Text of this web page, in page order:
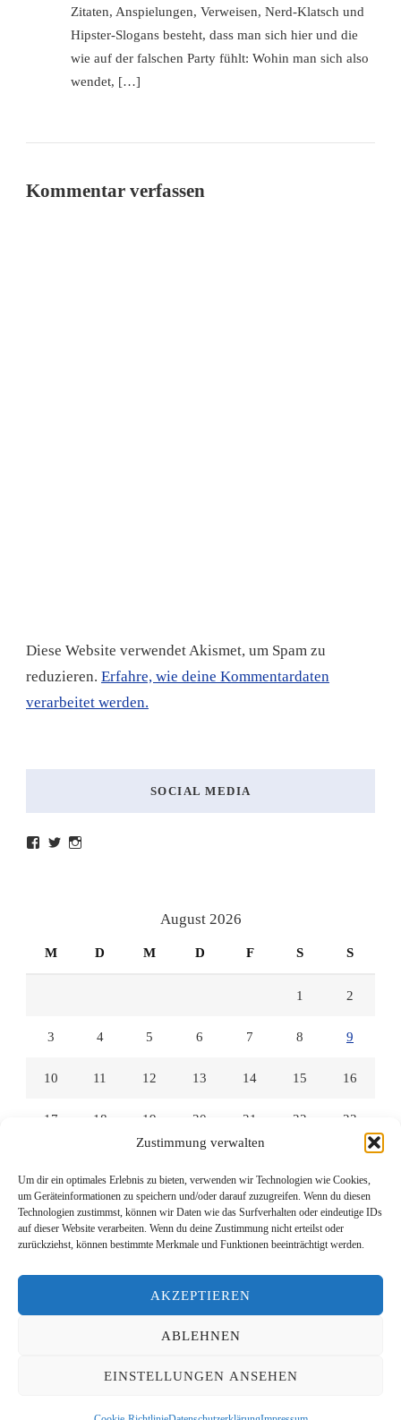
Zustimmung verwalten
Um dir ein optimales Erlebnis zu bieten, verwenden wir Technologien wie Cookies,
um Geräteinformationen zu speichern und/oder darauf zuzugreifen. Wenn du diesen
Technologien zustimmst, können wir Daten wie das Surfverhalten oder eindeutige IDs
auf dieser Website verarbeiten. Wenn du deine Zustimmung nicht erteilst oder
zurückziehst, können bestimmte Merkmale und Funktionen beeinträchtigt werden.
AKZEPTIEREN
ABLEHNEN
EINSTELLUNGEN ANSEHEN
Zitaten, Anspielungen, Verweisen, Nerd-Klatsch und
Hipster-Slogans besteht, dass man sich hier und die
wie auf der falschen Party fühlt: Wohin man sich also
wendet, […]
Kommentar verfassen
Diese Website verwendet Akismet, um Spam zu
reduzieren. Erfahre, wie deine Kommentardaten
verarbeitet werden.
SOCIAL MEDIA
ProfilProfil
August 2026
M D M D F S S
1 2
3 4 5 6 7 8 9
10 11 12 13 14 15 16
17 18 19 20 21 22 23
31
Yummy Recipe | Entwickelt vonBlossom Themes